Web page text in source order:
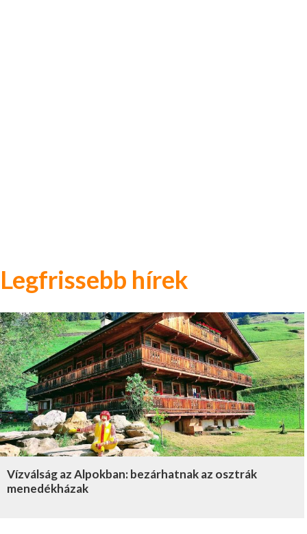
Legfrissebb hírek
Vízválság az Alpokban: bezárhatnak az osztrák
menedékházak